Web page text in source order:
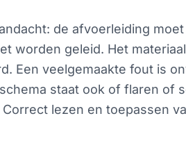
de afvoerleiding
worden geleid. Het
Een veelgemaakte fout is
staat ook of flaren of
lezen en toepassen